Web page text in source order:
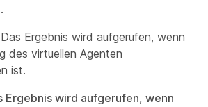
Ergebnis wird aufgerufen, wenn
des virtuellen Agenten
ist.
Ergebnis wird aufgerufen, wenn